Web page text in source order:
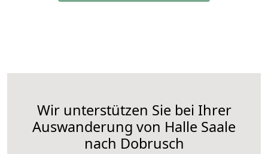
Wir unterstützen Sie bei Ihrer
Auswanderung von Halle Saale
nach Dobrusch